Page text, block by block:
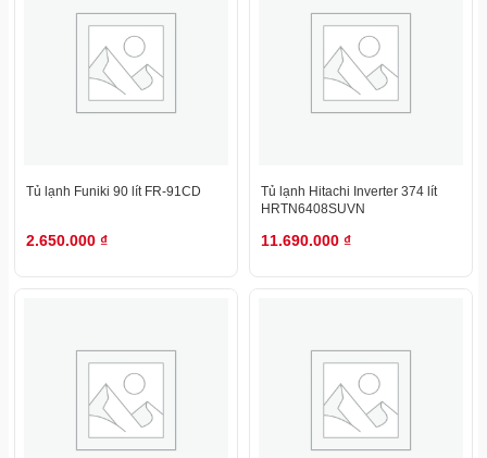
Tủ lạnh Funiki 90 lít FR-91CD
2.650.000 ₫
Tủ lạnh Hitachi Inverter 374 lít
HRTN6408SUVN
11.690.000 ₫